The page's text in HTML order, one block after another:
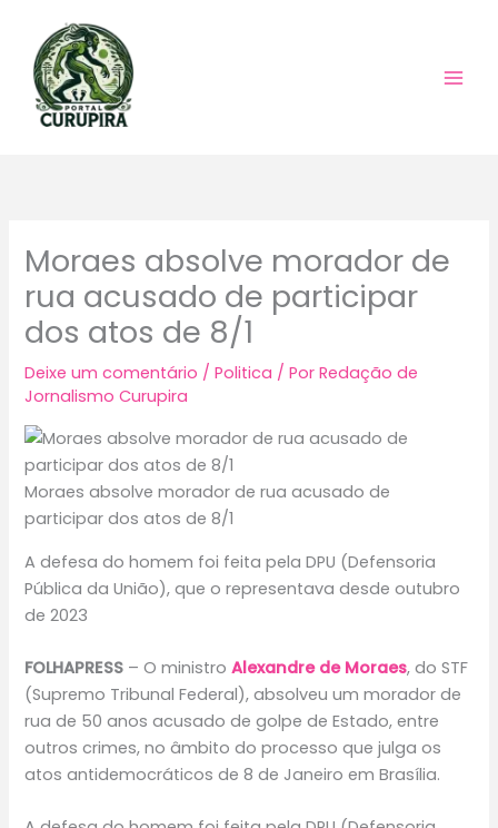
conteúdo
Moraes absolve morador de
rua acusado de participar
dos atos de 8/1
Deixe um comentário /Politica / PorRedação de
Jornalismo Curupira
Moraes absolve morador de rua acusado de
participar dos atos de 8/1
A defesa do homem foi feita pela DPU (Defensoria
Pública da União), que o representava desde outubro
de 2023
FOLHAPRESS – O ministroAlexandre de Moraes, do STF
(Supremo Tribunal Federal), absolveu um morador de
rua de 50 anos acusado de golpe de Estado, entre
outros crimes, no âmbito do processo que julga os
atos antidemocráticos de 8 de Janeiro em Brasília.